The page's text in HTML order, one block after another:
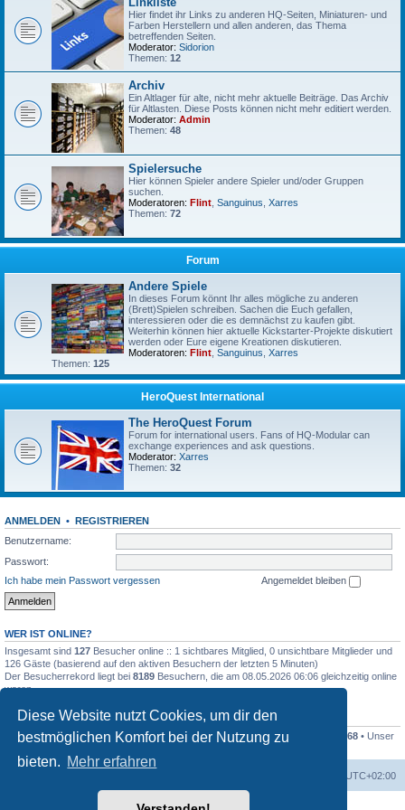
Diese Website nutzt Cookies, um dir den
bestmöglichen Komfort bei der Nutzung zu
bieten. Mehr erfahren
Hier findet ihr Links zu anderen HQ-Seiten, Miniaturen- und
Farben Herstellern und allen anderen, das Thema
betreffenden Seiten.
Moderator: Sidorion
Themen: 12
Archiv
Ein Altlager für alte, nicht mehr aktuelle Beiträge. Das Archiv
für Altlasten. Diese Posts können nicht mehr editiert werden.
Moderator: Admin
Themen: 48
Spielersuche
Hier können Spieler andere Spieler und/oder Gruppen
suchen.
Moderatoren: Flint Sanguinus Xarres
Themen: 72
Forum
Andere Spiele
In dieses Forum könnt Ihr alles mögliche zu anderen
(Brett)Spielen schreiben. Sachen die Euch gefallen,
interessieren oder die es demnächst zu kaufen gibt.
Weiterhin können hier aktuelle Kickstarter-Projekte diskutiert
werden oder Eure eigene Kreationen diskutieren.
Moderatoren: Flint Sanguinus Xarres
Themen: 125
HeroQuest International
The HeroQuest Forum
Forum for international users. Fans of HQ-Modular can
exchange experiences and ask questions.
Moderator: Xarres
Themen: 32
ANMELDEN • REGISTRIEREN
Benutzername:
Passwort:
Ich habe mein Passwort vergessen
Angemeldet bleiben
WER IST ONLINE?
Insgesamt sind 127 Besucher online :: 1 sichtbares Mitglied, 0 unsichtbare Mitglieder und
126 Gäste (basierend auf den aktiven Besuchern der letzten 5 Minuten)
Der Besucherrekord liegt bei 8189 Besuchern, die am 08.05.2026 06:06 gleichzeitig online
waren.
STATISTIK
Beiträge insgesamt41259• Themen insgesamt 1169• Mitglieder insgesamt 1268 • Unser
neuestes Mitglied:
UTC+02:00
Powered byphpBB® Forum Software © phpBB Limited